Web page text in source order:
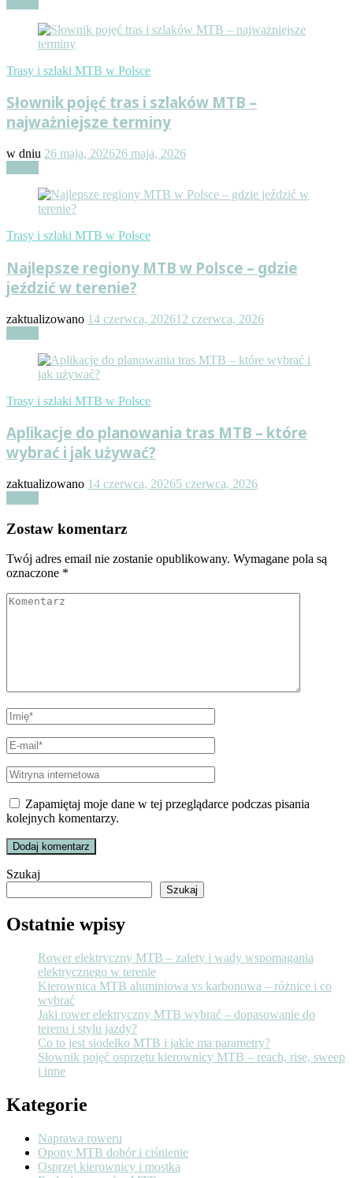
Trasy i szlaki MTB w Polsce
Słownik pojęć tras i szlaków MTB –
najważniejsze terminy
w dniu 26 maja, 202626 maja, 2026
Trasy i szlaki MTB w Polsce
Najlepsze regiony MTB w Polsce – gdzie
jeździć w terenie?
zaktualizowano 14 czerwca, 202612 czerwca, 2026
Trasy i szlaki MTB w Polsce
Aplikacje do planowania tras MTB – które
wybrać i jak używać?
zaktualizowano 14 czerwca, 20265 czerwca, 2026
Zostaw komentarz
Twój adres email nie zostanie opublikowany. Wymagane pola są
oznaczone *
Zapamiętaj moje dane w tej przeglądarce podczas pisania
kolejnych komentarzy.
Szukaj
Szukaj
Ostatnie wpisy
Rower elektryczny MTB – zalety i wady wspomagania
elektrycznego w terenie
Kierownica MTB aluminiowa vs karbonowa – różnice i co
wybrać
Jaki rower elektryczny MTB wybrać – dopasowanie do
terenu i stylu jazdy?
Co to jest siodełko MTB i jakie ma parametry?
Słownik pojęć osprzętu kierownicy MTB – reach, rise, sweep
i inne
Kategorie
Naprawa roweru
Opony MTB dobór i ciśnienie
Osprzęt kierownicy i mostka